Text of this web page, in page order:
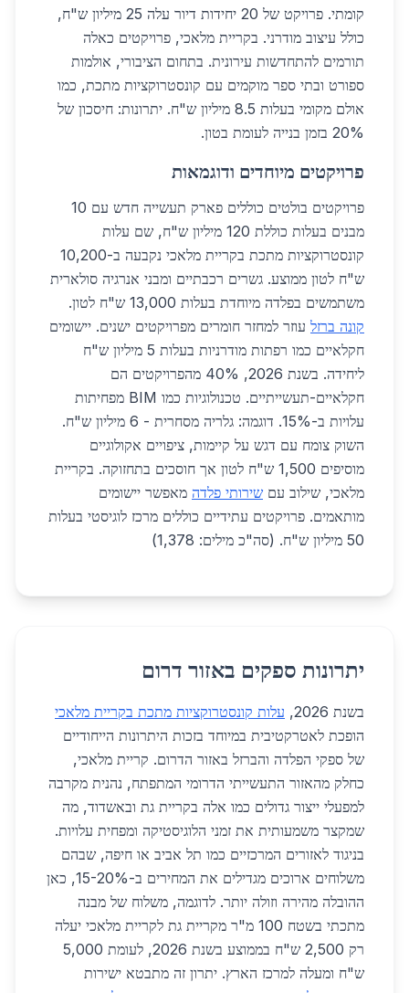
קומתי. פרויקט של 20 יחידות דיור עלה 25 מיליון ש"ח,
כולל עיצוב מודרני. בקריית מלאכי, פרויקטים כאלה
תורמים להתחדשות עירונית. בתחום הציבורי, אולמות
ספורט ובתי ספר מוקמים עם קונסטרוקציות מתכת, כמו
אולם מקומי בעלות 8.5 מיליון ש"ח. יתרונות: חיסכון של
20% בזמן בנייה לעומת בטון.
פרויקטים מיוחדים ודוגמאות
פרויקטים בולטים כוללים פארק תעשייה חדש עם 10
מבנים בעלות כוללת 120 מיליון ש"ח, שם עלות
קונסטרוקציות מתכת בקריית מלאכי נקבעה ב-10,200
ש"ח לטון ממוצע. גשרים רכבתיים ומבני אנרגיה סולארית
משתמשים בפלדה מיוחדת בעלות 13,000 ש"ח לטון.
קונה ברזל עוזר למחזר חומרים מפרויקטים ישנים. יישומים
חקלאיים כמו רפתות מודרניות בעלות 5 מיליון ש"ח
ליחידה. בשנת 2026, 40% מהפרויקטים הם
חקלאיים-תעשייתיים. טכנולוגיות כמו BIM מפחיתות
עלויות ב-15%. דוגמה: גלריה מסחרית - 6 מיליון ש"ח.
השוק צומח עם דגש על קיימות, ציפויים אקולוגיים
מוסיפים 1,500 ש"ח לטון אך חוסכים בתחזוקה. בקריית
מלאכי, שילוב עם שירותי פלדה מאפשר יישומים
מותאמים. פרויקטים עתידיים כוללים מרכז לוגיסטי בעלות
50 מיליון ש"ח. (סה"כ מילים: 1,378)
יתרונות ספקים באזור דרום
בשנת 2026,
עלות קונסטרוקציות מתכת בקריית מלאכי
הופכת לאטרקטיבית במיוחד בזכות היתרונות הייחודיים
של ספקי הפלדה והברזל באזור הדרום. קריית מלאכי,
כחלק מהאזור התעשייתי הדרומי המתפתח, נהנית מקרבה
למפעלי ייצור גדולים כמו אלה בקריית גת ובאשדוד, מה
שמקצר משמעותית את זמני הלוגיסטיקה ומפחית עלויות.
בניגוד לאזורים המרכזיים כמו תל אביב או חיפה, שבהם
משלוחים ארוכים מגדילים את המחירים ב-15-20%, כאן
ההובלה מהירה וזולה יותר. לדוגמה, משלוח של מבנה
מתכתי בשטח 100 מ"ר מקריית גת לקריית מלאכי יעלה
רק 2,500 ש"ח בממוצע בשנת 2026, לעומת 5,000
ש"ח ומעלה למרכז הארץ. יתרון זה מתבטא ישירות